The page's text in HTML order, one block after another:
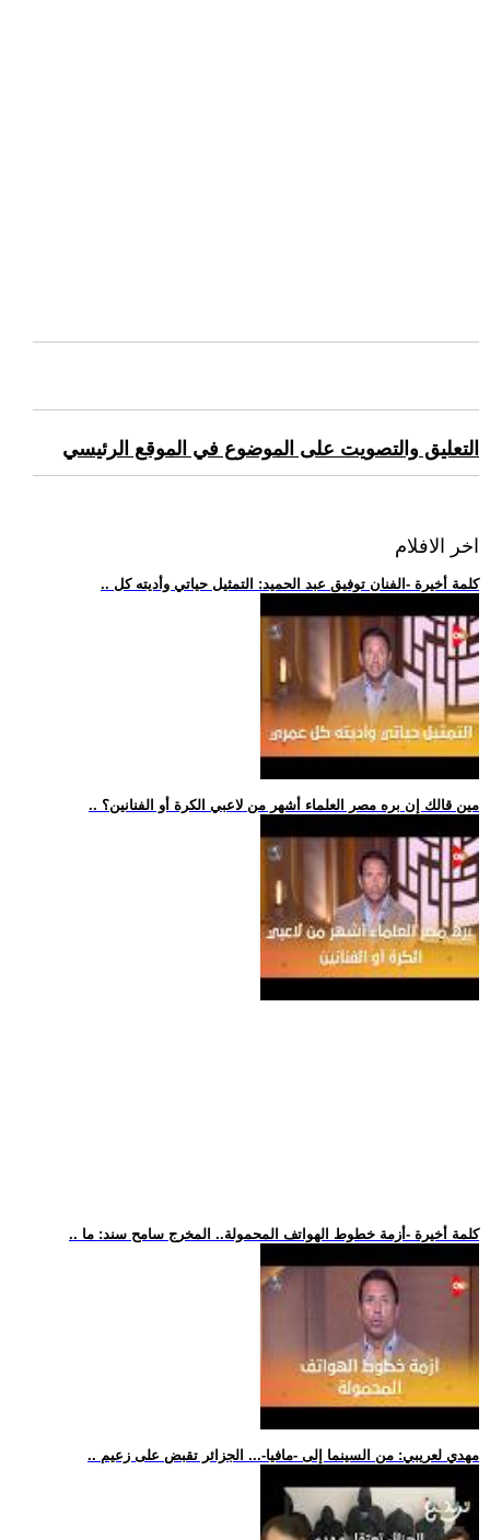
التعليق والتصويت على الموضوع في الموقع الرئيسي
اخر الافلام
.. كلمة أخيرة -الفنان توفيق عبد الحميد: التمثيل حياتي وأديته كل
.. مين قالك إن بره مصر العلماء أشهر من لاعبي الكرة أو الفنانين؟
.. كلمة أخيرة -أزمة خطوط الهواتف المحمولة.. المخرج سامح سند: ما
.. مهدي لعريبي: من السينما إلى -مافيا-... الجزائر تقبض على زعيم